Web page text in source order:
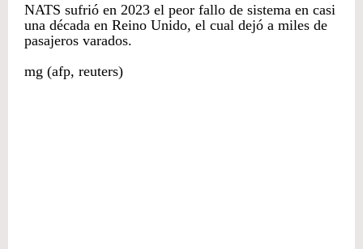
NATS sufrió en 2023 el peor fallo de sistema en casi
una década en Reino Unido, el cual dejó a miles de
pasajeros varados.
mg (afp, reuters)